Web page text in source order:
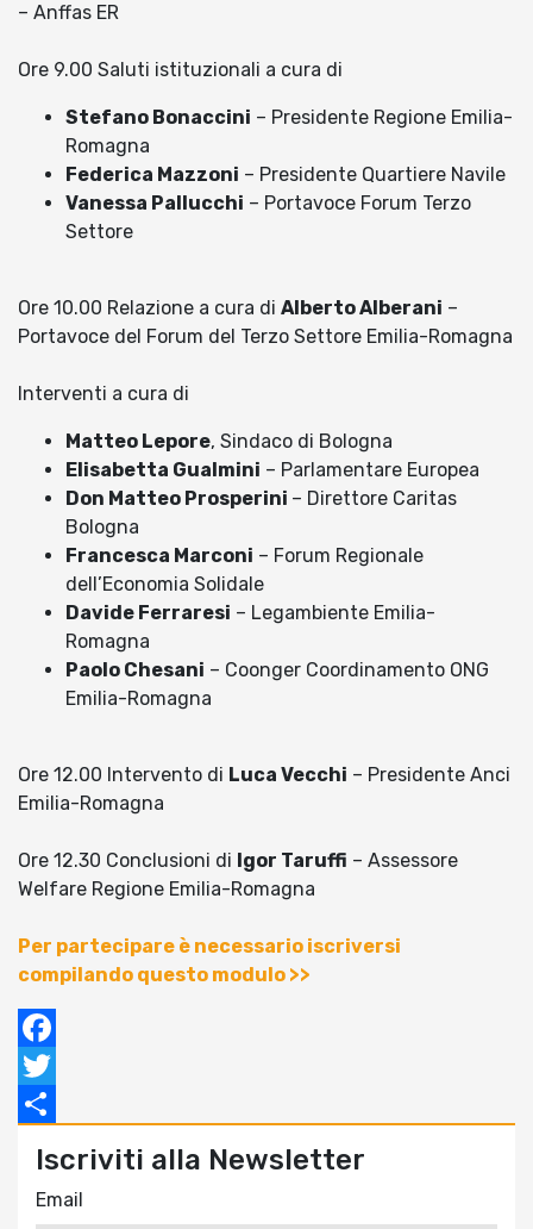
– Anffas ER
Ore 9.00 Saluti istituzionali a cura di
Stefano Bonaccini – Presidente Regione Emilia-
Romagna
Federica Mazzoni – Presidente Quartiere Navile
Vanessa Pallucchi – Portavoce Forum Terzo
Settore
Ore 10.00 Relazione a cura di Alberto Alberani –
Portavoce del Forum del Terzo Settore Emilia-Romagna
Interventi a cura di
Matteo Lepore, Sindaco di Bologna
Elisabetta Gualmini – Parlamentare Europea
Don Matteo Prosperini – Direttore Caritas
Bologna
Francesca Marconi – Forum Regionale
dell’Economia Solidale
Davide Ferraresi – Legambiente Emilia-
Romagna
Paolo Chesani – Coonger Coordinamento ONG
Emilia-Romagna
Ore 12.00 Intervento di Luca Vecchi – Presidente Anci
Emilia-Romagna
Ore 12.30 Conclusioni di Igor Taruffi – Assessore
Welfare Regione Emilia-Romagna
Per partecipare è necessario iscriversi
compilando questo modulo >>
Facebook
Twitter
Iscriviti alla Newsletter
Email